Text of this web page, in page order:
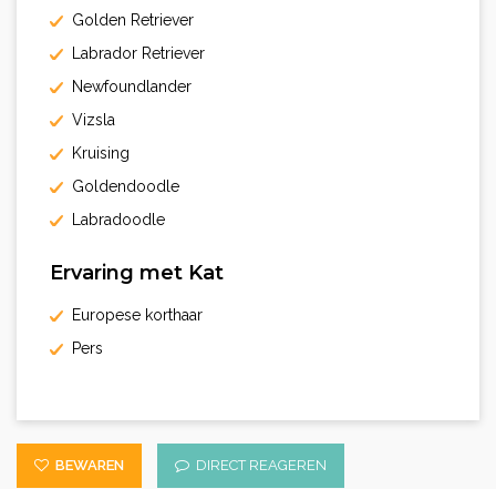
Golden Retriever
Labrador Retriever
Newfoundlander
Vizsla
Kruising
Goldendoodle
Labradoodle
Ervaring met Kat
Europese korthaar
Pers
BEWAREN DIRECT REAGEREN